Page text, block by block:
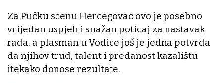
Za Pučku scenu Hercegovac ovo je posebno
vrijedan uspjeh i snažan poticaj za nastavak
rada, a plasman u Vodice još je jedna potvrda
da njihov trud, talent i predanost kazalištu
itekako donose rezultate.